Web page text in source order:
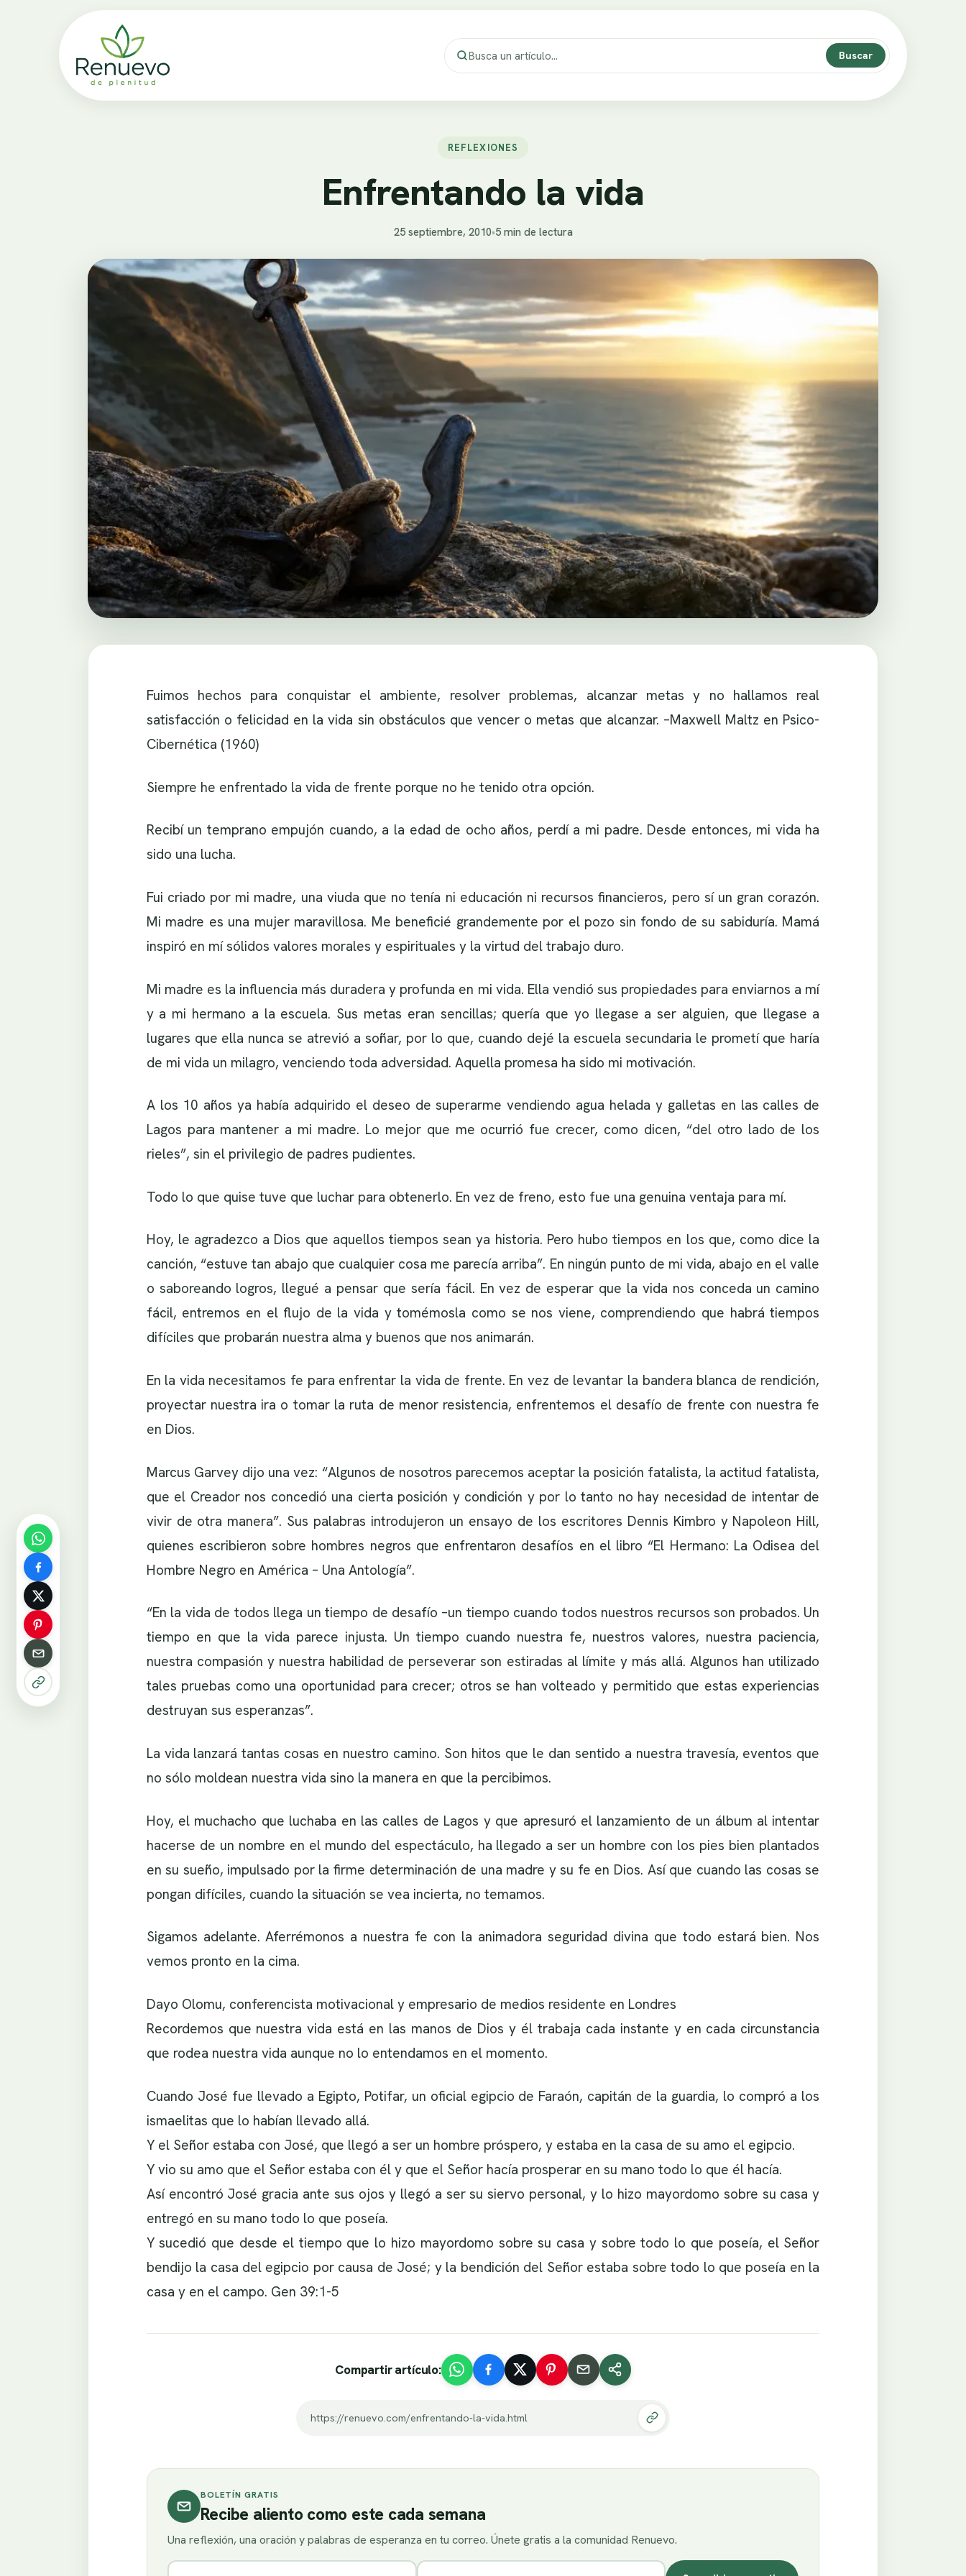
Buscar
REFLEXIONES
Enfrentando la vida
25 septiembre, 2010•5 min de lectura
Fuimos hechos para conquistar el ambiente, resolver problemas, alcanzar metas y no hallamos real
satisfacción o felicidad en la vida sin obstáculos que vencer o metas que alcanzar. –Maxwell Maltz en Psico-
Cibernética (1960)
Siempre he enfrentado la vida de frente porque no he tenido otra opción.
Recibí un temprano empujón cuando, a la edad de ocho años, perdí a mi padre. Desde entonces, mi vida ha
sido una lucha.
Fui criado por mi madre, una viuda que no tenía ni educación ni recursos financieros, pero sí un gran corazón.
Mi madre es una mujer maravillosa. Me beneficié grandemente por el pozo sin fondo de su sabiduría. Mamá
inspiró en mí sólidos valores morales y espirituales y la virtud del trabajo duro.
Mi madre es la influencia más duradera y profunda en mi vida. Ella vendió sus propiedades para enviarnos a mí
y a mi hermano a la escuela. Sus metas eran sencillas; quería que yo llegase a ser alguien, que llegase a
lugares que ella nunca se atrevió a soñar, por lo que, cuando dejé la escuela secundaria le prometí que haría
de mi vida un milagro, venciendo toda adversidad. Aquella promesa ha sido mi motivación.
A los 10 años ya había adquirido el deseo de superarme vendiendo agua helada y galletas en las calles de
Lagos para mantener a mi madre. Lo mejor que me ocurrió fue crecer, como dicen, “del otro lado de los
rieles”, sin el privilegio de padres pudientes.
Todo lo que quise tuve que luchar para obtenerlo. En vez de freno, esto fue una genuina ventaja para mí.
Hoy, le agradezco a Dios que aquellos tiempos sean ya historia. Pero hubo tiempos en los que, como dice la
canción, “estuve tan abajo que cualquier cosa me parecía arriba”. En ningún punto de mi vida, abajo en el valle
o saboreando logros, llegué a pensar que sería fácil. En vez de esperar que la vida nos conceda un camino
fácil, entremos en el flujo de la vida y tomémosla como se nos viene, comprendiendo que habrá tiempos
difíciles que probarán nuestra alma y buenos que nos animarán.
En la vida necesitamos fe para enfrentar la vida de frente. En vez de levantar la bandera blanca de rendición,
proyectar nuestra ira o tomar la ruta de menor resistencia, enfrentemos el desafío de frente con nuestra fe
en Dios.
Marcus Garvey dijo una vez: “Algunos de nosotros parecemos aceptar la posición fatalista, la actitud fatalista,
que el Creador nos concedió una cierta posición y condición y por lo tanto no hay necesidad de intentar de
vivir de otra manera”. Sus palabras introdujeron un ensayo de los escritores Dennis Kimbro y Napoleon Hill,
quienes escribieron sobre hombres negros que enfrentaron desafíos en el libro “El Hermano: La Odisea del
Hombre Negro en América – Una Antología”.
“En la vida de todos llega un tiempo de desafío –un tiempo cuando todos nuestros recursos son probados. Un
tiempo en que la vida parece injusta. Un tiempo cuando nuestra fe, nuestros valores, nuestra paciencia,
nuestra compasión y nuestra habilidad de perseverar son estiradas al límite y más allá. Algunos han utilizado
tales pruebas como una oportunidad para crecer; otros se han volteado y permitido que estas experiencias
destruyan sus esperanzas”.
La vida lanzará tantas cosas en nuestro camino. Son hitos que le dan sentido a nuestra travesía, eventos que
no sólo moldean nuestra vida sino la manera en que la percibimos.
Hoy, el muchacho que luchaba en las calles de Lagos y que apresuró el lanzamiento de un álbum al intentar
hacerse de un nombre en el mundo del espectáculo, ha llegado a ser un hombre con los pies bien plantados
en su sueño, impulsado por la firme determinación de una madre y su fe en Dios. Así que cuando las cosas se
pongan difíciles, cuando la situación se vea incierta, no temamos.
Sigamos adelante. Aferrémonos a nuestra fe con la animadora seguridad divina que todo estará bien. Nos
vemos pronto en la cima.
Dayo Olomu, conferencista motivacional y empresario de medios residente en Londres
Recordemos que nuestra vida está en las manos de Dios y él trabaja cada instante y en cada circunstancia
que rodea nuestra vida aunque no lo entendamos en el momento.
Cuando José fue llevado a Egipto, Potifar, un oficial egipcio de Faraón, capitán de la guardia, lo compró a los
ismaelitas que lo habían llevado allá.
Y el Señor estaba con José, que llegó a ser un hombre próspero, y estaba en la casa de su amo el egipcio.
Y vio su amo que el Señor estaba con él y que el Señor hacía prosperar en su mano todo lo que él hacía.
Así encontró José gracia ante sus ojos y llegó a ser su siervo personal, y lo hizo mayordomo sobre su casa y
entregó en su mano todo lo que poseía.
Y sucedió que desde el tiempo que lo hizo mayordomo sobre su casa y sobre todo lo que poseía, el Señor
bendijo la casa del egipcio por causa de José; y la bendición del Señor estaba sobre todo lo que poseía en la
casa y en el campo. Gen 39:1-5
Compartir artículo:
https://renuevo.com/enfrentando-la-vida.html
BOLETÍN GRATIS
Recibe aliento como este cada semana
Una reflexión, una oración y palabras de esperanza en tu correo. Únete gratis a la comunidad Renuevo.
Nombre Correo electrónico